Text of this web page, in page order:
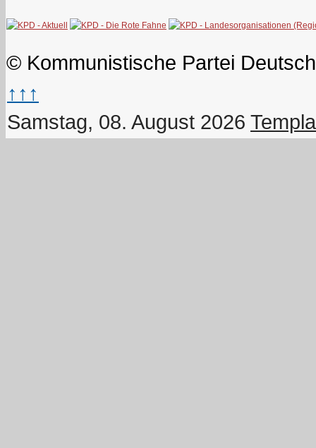
© Kommunistische Partei
↑↑↑
Samstag, 08. August 2026